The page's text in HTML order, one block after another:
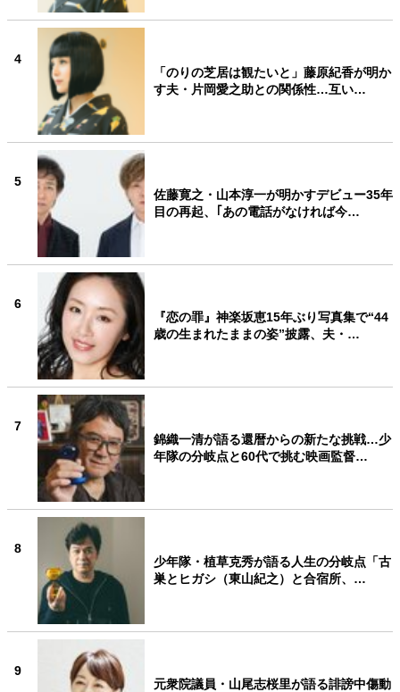
4
「のりの芝居は観たいと」藤原紀香が明か
す夫・片岡愛之助との関係性…互い…
5
佐藤寛之・山本淳一が明かすデビュー35年
目の再起、｢あの電話がなければ今…
6
『恋の罪』神楽坂恵15年ぶり写真集で“44
歳の生まれたままの姿”披露、夫・…
7
錦織一清が語る還暦からの新たな挑戦…少
年隊の分岐点と60代で挑む映画監督…
8
少年隊・植草克秀が語る人生の分岐点「古
巣とヒガシ（東山紀之）と合宿所、…
9
元衆院議員・山尾志桜里が語る誹謗中傷動